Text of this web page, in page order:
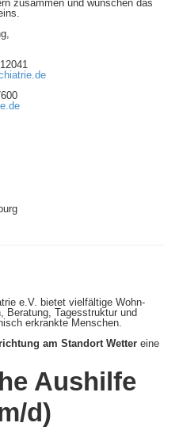
zusammen und wünschen das
7
e.V. bietet vielfältige Wohn-
Beratung, Tagesstruktur und
erkrankte Menschen.
am Standort Wetter eine
Aushilfe
d)